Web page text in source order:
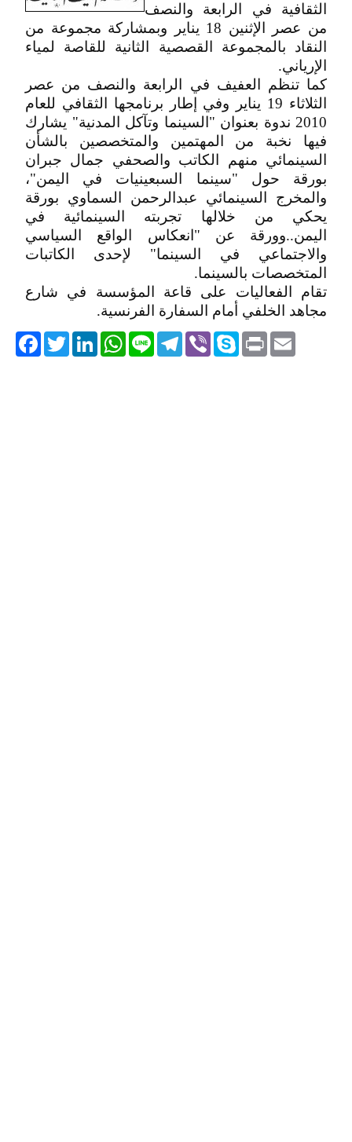
الثقافية في الرابعة والنصف
من عصر الإثنين 18 يناير وبمشاركة مجموعة من
النقاد بالمجموعة القصصية الثانية للقاصة لمياء
الإرياني.
كما تنظم العفيف في الرابعة والنصف من عصر
الثلاثاء 19 يناير وفي إطار برنامجها الثقافي للعام
2010 ندوة بعنوان "السينما وتآكل المدنية" يشارك
فيها نخبة من المهتمين والمتخصصين بالشأن
السينمائي منهم الكاتب والصحفي جمال جبران
بورقة حول "سينما السبعينيات في اليمن"،
والمخرج السينمائي عبدالرحمن السماوي بورقة
يحكي من خلالها تجربته السينمائية في
اليمن..وورقة عن "انعكاس الواقع السياسي
والاجتماعي في السينما" لإحدى الكاتبات
المتخصصات بالسينما.
تقام الفعاليات على قاعة المؤسسة في شارع
مجاهد الخلفي أمام السفارة الفرنسية.
TwitterLinkedIn
WhatsApp Line
Telegram ViberSkype PrintEmail